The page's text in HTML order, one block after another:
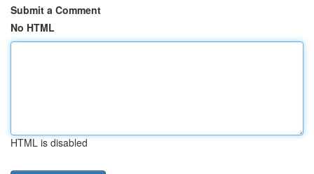
Submit a Comment
No HTML
HTML is disabled